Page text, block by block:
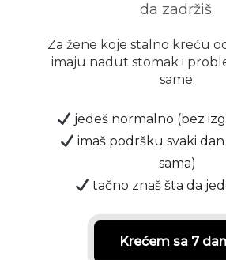
da zadržiš.
Za žene koje stalno kreću
imaju nadut stomak i
same.
jedeš normalno (bez
imaš podršku svaki
sama)
tačno znaš šta da
Krećem sa 7